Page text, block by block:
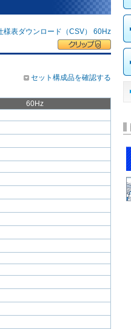
様表ダウンロード（CSV） 60Hz
セット構成品を確認する
60Hz